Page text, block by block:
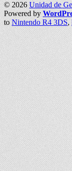
© 2026 Unidad de
Powered by
toNintendo R4 3DS,